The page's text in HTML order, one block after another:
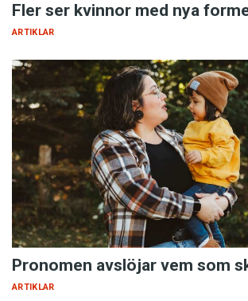
Fler ser kvinnor med nya
ARTIKLAR
Pronomen avslöjar vem som
ARTIKLAR